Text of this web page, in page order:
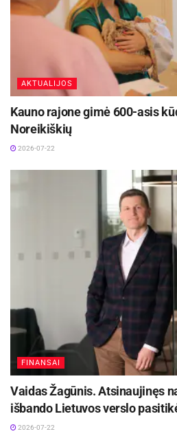
AKTUALIJOS
Kauno rajone gimė 600-asis
Noreikiškių
2026-07-22
FINANSAI
Vaidas Žagūnis. Atsinaujinęs
išbando Lietuvos verslo
2026-07-22